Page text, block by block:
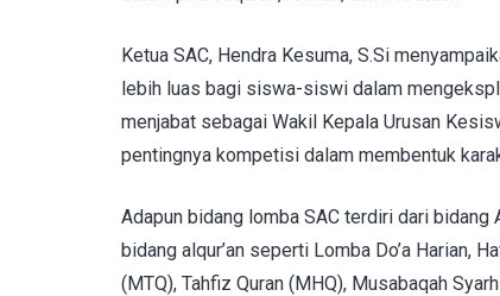
Ketua SAC, Hendra Kesuma, S.Si
lebih luas bagi siswa-siswi dalam
menjabat sebagai Wakil Kepala Urusan
pentingnya kompetisi dalam membentuk
Adapun bidang lomba SAC terdiri dari bidang
bidang alqur’an seperti Lomba Do’a Harian,
(MTQ), Tahfiz Quran (MHQ), Musabaqah